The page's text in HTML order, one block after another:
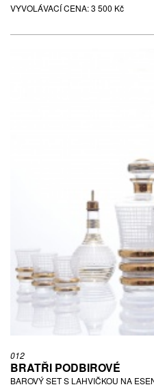
VYVOLÁVACÍ CENA:3 500 Kč
012
BRATŘI PODBIROVÉ
BAROVÝ SET S LAHVIČKOU NA